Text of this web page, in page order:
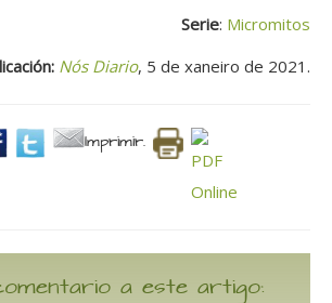
Serie: Micromitos
Nós Diario, 5 de xaneiro de 2021.
Imprimir.
a este artigo: